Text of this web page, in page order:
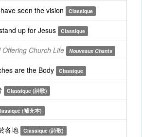
seen the vision Classique
up for Jesus Classique
Offering Church Life Nouveaux Chants
are the Body Classique
Classique (詩歌)
(補充本)
各地 Classique (詩歌)